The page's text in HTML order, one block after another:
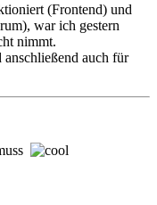
(Frontend) und
war ich gestern
nimmt.
auch für